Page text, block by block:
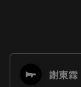
謝東霖